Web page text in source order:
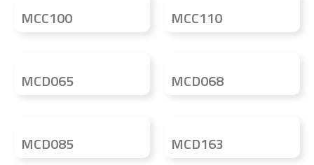
MCC100 MCC110
MCD065 MCD068
MCD085 MCD163